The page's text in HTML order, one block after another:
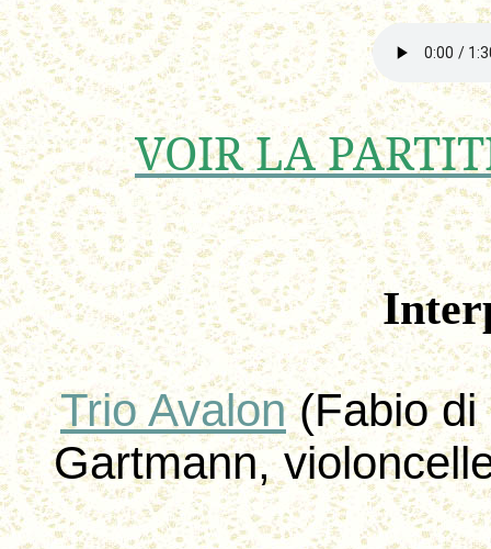
VOIR LA
Trio Avalon (Fabio di
Gartmann,